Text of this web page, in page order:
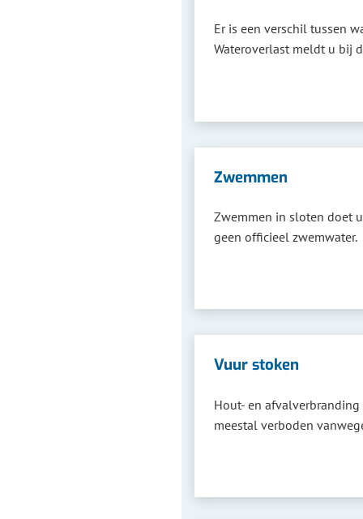
Er is een verschil tussen
Wateroverlast meldt u bij
Zwemmen
Zwemmen in sloten doet
geen officieel zwemwater.
Vuur stoken
Hout- en
meestal verboden